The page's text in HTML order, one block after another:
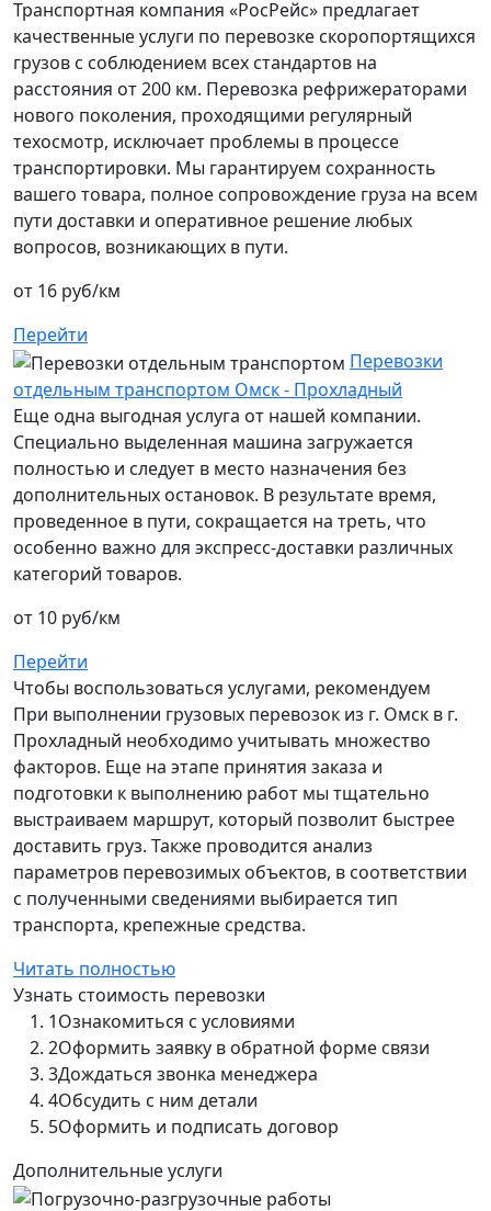
Транспортная компания «РосРейс» предлагает
качественные услуги по перевозке скоропортящихся
грузов с соблюдением всех стандартов на
расстояния от 200 км. Перевозка рефрижераторами
нового поколения, проходящими регулярный
техосмотр, исключает проблемы в процессе
транспортировки. Мы гарантируем сохранность
вашего товара, полное сопровождение груза на всем
пути доставки и оперативное решение любых
вопросов, возникающих в пути.
от 16 руб/км
Перейти
Перевозки
отдельным транспортом Омск - Прохладный
Еще одна выгодная услуга от нашей компании.
Специально выделенная машина загружается
полностью и следует в место назначения без
дополнительных остановок. В результате время,
проведенное в пути, сокращается на треть, что
особенно важно для экспресс-доставки различных
категорий товаров.
от 10 руб/км
Перейти
Чтобы воспользоваться услугами, рекомендуем
При выполнении грузовых перевозок из г. Омск в г.
Прохладный необходимо учитывать множество
факторов. Еще на этапе принятия заказа и
подготовки к выполнению работ мы тщательно
выстраиваем маршрут, который позволит быстрее
доставить груз. Также проводится анализ
параметров перевозимых объектов, в соответствии
с полученными сведениями выбирается тип
транспорта, крепежные средства.
Читать полностью
Узнать стоимость перевозки
1Ознакомиться с условиями
2Оформить заявку в обратной форме связи
3Дождаться звонка менеджера
4Обсудить с ним детали
5Оформить и подписать договор
Дополнительные услуги